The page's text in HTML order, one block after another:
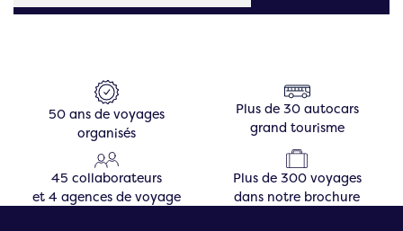
50 ans de voyages
organisés
Plus de 30 autocars
grand tourisme
45 collaborateurs
et 4 agences de voyage
Plus de 300 voyages
dans notre brochure